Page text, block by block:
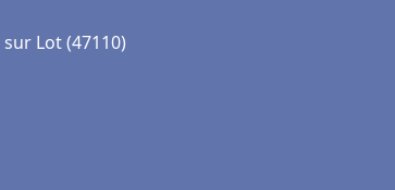
Lot (47110)